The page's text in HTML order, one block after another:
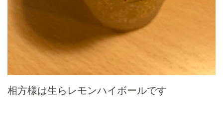
相方様は生らレモンハイボールです